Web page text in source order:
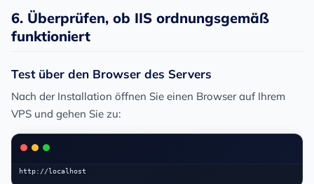
6. Überprüfen, ob IIS ordnungsgemäß
funktioniert
Test über den Browser des Servers
Nach der Installation öffnen Sie einen Browser auf Ihrem
VPS und gehen Sie zu: